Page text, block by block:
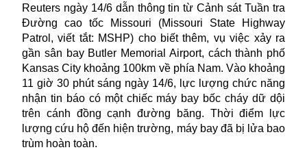
Reuters ngày 14/6 dẫn thông tin từ Cảnh sát Tuần tra
Đường cao tốc Missouri (Missouri State Highway
Patrol, viết tắt: MSHP) cho biết thêm, vụ việc xảy ra
gần sân bay Butler Memorial Airport, cách thành phố
Kansas City khoảng 100km về phía Nam. Vào khoảng
11 giờ 30 phút sáng ngày 14/6, lực lượng chức năng
nhận tin báo có một chiếc máy bay bốc cháy dữ dội
trên cánh đồng cạnh đường băng. Thời điểm lực
lượng cứu hộ đến hiện trường, máy bay đã bị lửa bao
trùm hoàn toàn.